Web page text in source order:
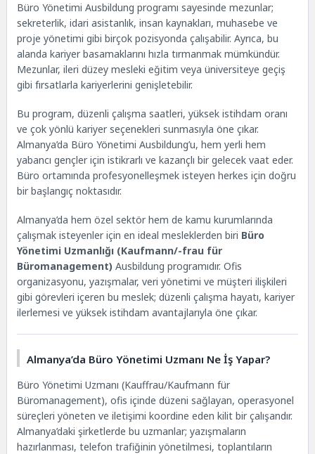
Maaşları (Yıllara Göre)
Almanya’da Büro Yönetimi Uzmanlarına Hangi
Şehirlerde Talep Var?
Mezuniyet Sonrası Olanaklar – Büro Yönetimi
Uzmanı
Mesleğin Zorlukları
Ausbildung Programına Başvurmalı?
Büro Yönetimi Ausbildung programı sayesinde mezunlar;
sekreterlik, idari asistanlık, insan kaynakları, muhasebe ve
proje yönetimi gibi birçok pozisyonda çalışabilir. Ayrıca, bu
alanda kariyer basamaklarını hızla tırmanmak mümkündür.
Mezunlar, ileri düzey mesleki eğitim veya üniversiteye geçiş
gibi fırsatlarla kariyerlerini genişletebilir.
Bu program, düzenli çalışma saatleri, yüksek istihdam oranı
ve çok yönlü kariyer seçenekleri sunmasıyla öne çıkar.
Almanya’da Büro Yönetimi Ausbildung’u, hem yerli hem
yabancı gençler için istikrarlı ve kazançlı bir gelecek vaat eder.
Büro ortamında profesyonelleşmek isteyen herkes için doğru
bir başlangıç noktasıdır.
Almanya’da hem özel sektör hem de kamu kurumlarında
çalışmak isteyenler için en ideal mesleklerden biri Büro
Yönetimi Uzmanlığı (Kaufmann/-frau für
Büromanagement) Ausbildung programıdır. Ofis
organizasyonu, yazışmalar, veri yönetimi ve müşteri ilişkileri
gibi görevleri içeren bu meslek; düzenli çalışma hayatı, kariyer
ilerlemesi ve yüksek istihdam avantajlarıyla öne çıkar.
Almanya’da Büro Yönetimi Uzmanı Ne İş Yapar?
Büro Yönetimi Uzmanı (Kauffrau/Kaufmann für
Büromanagement), ofis içinde düzeni sağlayan, operasyonel
süreçleri yöneten ve iletişimi koordine eden kilit bir çalışandır.
Almanya’daki şirketlerde bu uzmanlar; yazışmaların
hazırlanması, telefon trafiğinin yönetilmesi, toplantıların